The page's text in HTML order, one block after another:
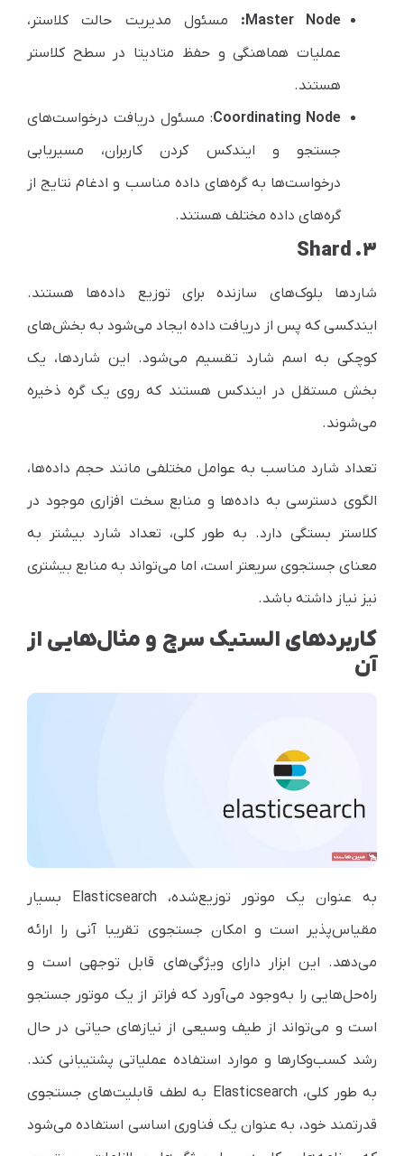
Master Node
: مسئول مدیریت حالت کلاستر،
عملیات هماهنگی و حفظ متادیتا در سطح کلاستر
هستند.
Coordinating Node: مسئول دریافت درخواست‌های
جستجو و ایندکس کردن کاربران، مسیریابی
درخواست‌ها به گره‌های داده مناسب و ادغام نتایج از
گره‌های داده مختلف هستند.
۳. Shard
شاردها بلوک‌های سازنده برای توزیع داده‌ها هستند.
ایندکسی که پس از دریافت داده ایجاد می‌شود به بخش‌های
کوچکی به اسم شارد تقسیم می‌شود. این شاردها، یک
بخش مستقل در ایندکس هستند که روی یک گره ذخیره
می‌شوند.
تعداد شارد مناسب به عوامل مختلفی مانند حجم داده‌ها،
الگوی دسترسی به داده‌ها و منابع سخت افزاری موجود در
کلاستر بستگی دارد. به طور کلی، تعداد شارد بیشتر به
معنای جستجوی سریعتر است، اما می‌تواند به منابع بیشتری
نیز نیاز داشته باشد.
کاربردهای الستیک سرچ و مثال‌هایی از
آن
به عنوان یک موتور توزیع‌شده، Elasticsearch بسیار
مقیاس‌پذیر است و امکان جستجوی تقریبا آنی را ارائه
می‌دهد. این ابزار دارای ویژگی‌های قابل توجهی است و
راه‌حل‌هایی را به‌وجود می‌آورد که فراتر از یک موتور جستجو
است و می‌تواند از طیف وسیعی از نیازهای حیاتی در حال
رشد کسب‌وکارها و موارد استفاده عملیاتی پشتیبانی کند.
به طور کلی،Elasticsearch به لطف قابلیت‌های جستجوی
قدرتمند خود، به عنوان یک فناوری اساسی استفاده می‌شود